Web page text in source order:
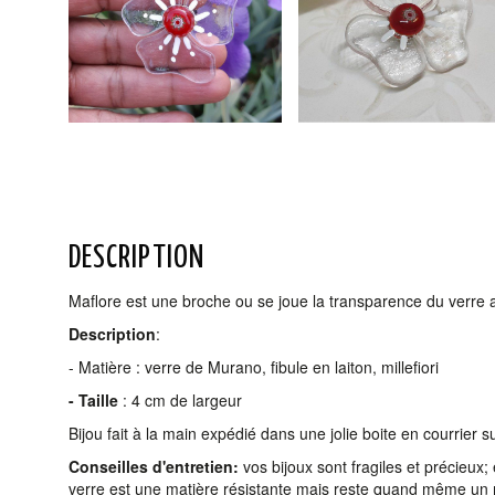
DESCRIPTION
Maflore est une broche ou se joue la transparence du
Description:
- Matière : verre de Murano, fibule en laiton, millefiori
- Taille : 4 cm de largeur
Bijou fait à la main expédié dans une jolie boite en courrier
Conseilles d'entretien: vos bijoux sont fragiles et
verre est une matière résistante mais reste quand même